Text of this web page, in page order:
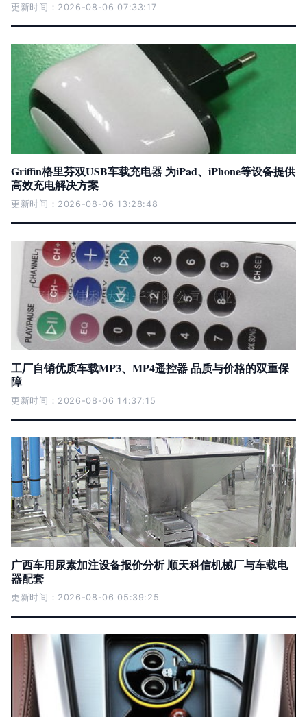
更新时间：2026-08-06 07:33:17
Griffin格里芬双USB车载充电器 为iPad、iPhone等设备提供
高效充电解决方案
更新时间：2026-08-06 13:28:48
工厂自销优质车载MP3、MP4遥控器 品质与价格的双重保
障
更新时间：2026-08-06 14:37:15
广西车用尿素加注设备报价分析 顺天科信机械厂与车载电
器配套
更新时间：2026-08-06 05:39:25